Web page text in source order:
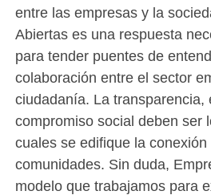
entre las empresas y la
Abiertas es una respuesta
para tender puentes de
colaboración entre el sector
ciudadanía. La transparencia,
compromiso social deben ser
cuales se edifique la conexión
comunidades. Sin duda,
modelo que trabajamos para